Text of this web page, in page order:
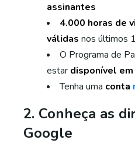
assinantes
4.000 horas de
válidas nos últimos
O Programa de
estar disponível
Tenha uma conta
2. Conheça as
Google